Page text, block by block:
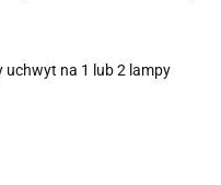
uchwyt na 1 lub 2 lampy